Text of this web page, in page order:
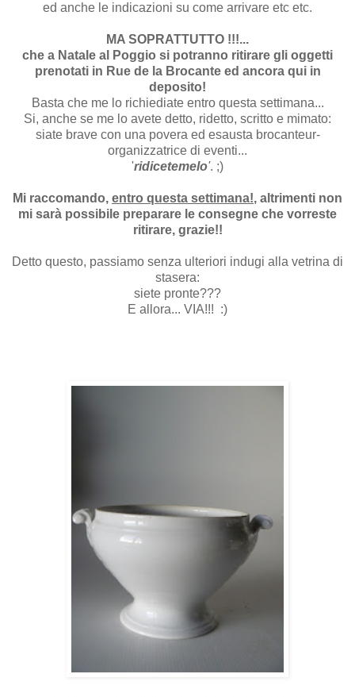
ed anche le indicazioni su come arrivare etc etc.
MA SOPRATTUTTO !!!...
che a Natale al Poggio si potranno ritirare gli oggetti
prenotati in Rue de la Brocante ed ancora qui in
deposito!
Basta che me lo richiediate entro questa settimana...
Si, anche se me lo avete detto, ridetto, scritto e mimato:
siate brave con una povera ed esausta brocanteur-
organizzatrice di eventi...
'ridicetemelo'. ;)
Mi raccomando, entro questa settimana!, altrimenti non
mi sarà possibile preparare le consegne che vorreste
ritirare, grazie!!
Detto questo, passiamo senza ulteriori indugi alla vetrina di
stasera:
siete pronte???
E allora... VIA!!! :)